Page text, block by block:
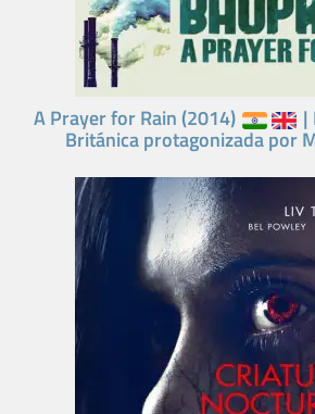
A Prayer for Rain (2014) |
Británica protagonizada por